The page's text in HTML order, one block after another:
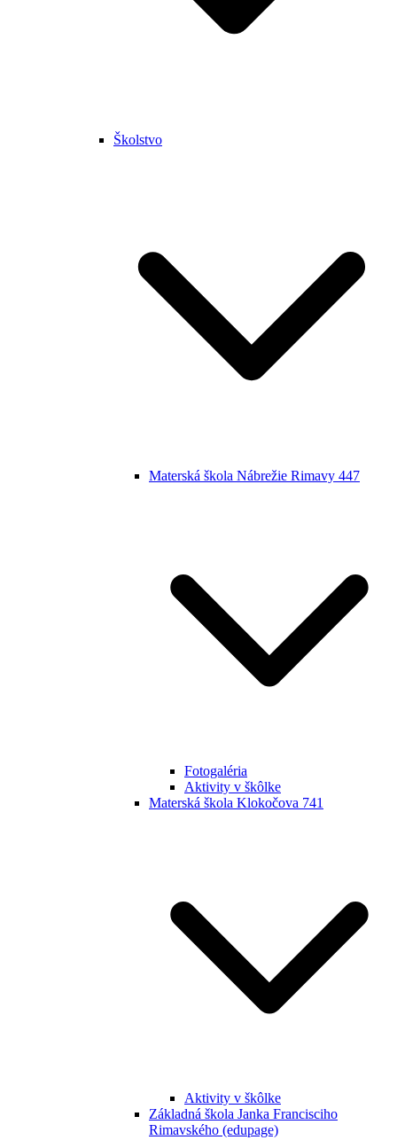
Školstvo
Materská škola Nábrežie Rimavy 447
Fotogaléria
Aktivity v škôlke
Materská škola Klokočova 741
Aktivity v škôlke
Základná škola Janka Francisciho
Rimavského (edupage)